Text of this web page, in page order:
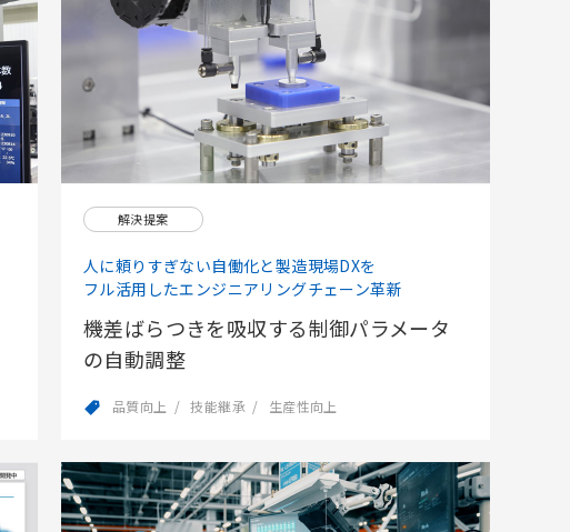
解決提案
人に頼りすぎない自働化と製造現場DXを
フル活用したエンジニアリングチェーン革新
機差ばらつきを吸収する制御パラメータ
の自動調整
品質向上 技能継承 生産性向上